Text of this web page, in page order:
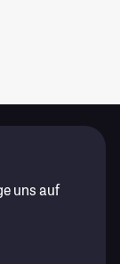
uns auf